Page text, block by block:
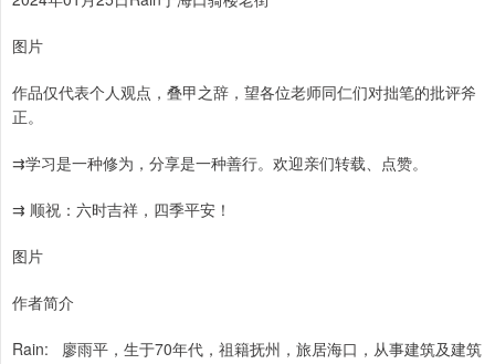
图片
作品仅代表个人观点，叠甲之辞，望各位老师同仁们对拙笔的批评斧
正。
⇉学习是一种修为，分享是一种善行。欢迎亲们转载、点赞。
⇉ 顺祝：六时吉祥，四季平安！
图片
作者简介
Rain: 廖雨平，生于70年代，祖籍抚州，旅居海口，从事建筑及建筑